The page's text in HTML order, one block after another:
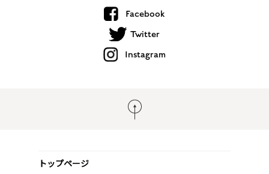
Facebook
Twitter
Instagram
トップページ